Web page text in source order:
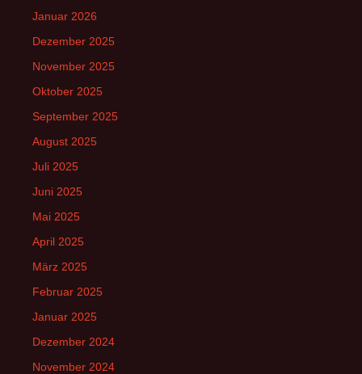
Januar 2026
Dezember 2025
November 2025
Oktober 2025
September 2025
August 2025
Juli 2025
Juni 2025
Mai 2025
April 2025
März 2025
Februar 2025
Januar 2025
Dezember 2024
November 2024